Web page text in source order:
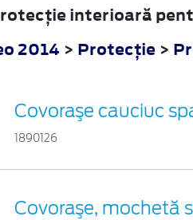
interioară
2014 > Protecţie >
Covoraşe cauciuc
1890126
Covoraşe, mochetă